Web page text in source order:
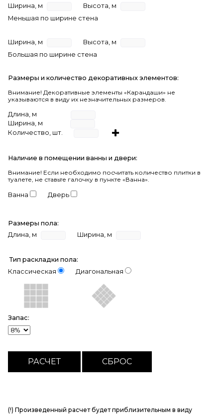
Ширина, м
Высота, м
Меньшая по ширине стена
Ширина, м
Высота, м
Большая по ширине стена
Размеры и количество декоративных элементов:
Внимание! Декоративные элементы «Карандаши» не
указываются в виду их незначительных размеров.
Длина, м
Ширина, м
Количество, шт.
Наличие в помещении ванны и двери:
Внимание! Если необходимо посчитать количество плитки в
туалете, не ставьте галочку в пункте «Ванна».
Ванна Дверь
Размеры пола:
Длина, м
Ширина, м
Тип раскладки пола:
Классическая
Диагональная
Запас:
(!) Произведенный расчет будет приблизительным в виду